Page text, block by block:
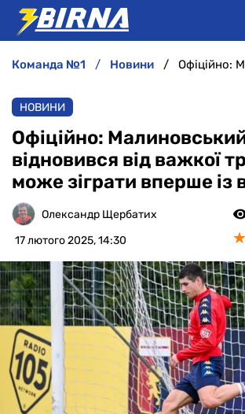
АНАЛІТИКА
ІНТЕРВ'Ю
РІЗНЕ
команда №1 новини
НОВИНИ
Офіційно:
відновився від важкої
може зіграти вперше із
Олександр Щербатих
17 лютого 2025, 14:30
★
★